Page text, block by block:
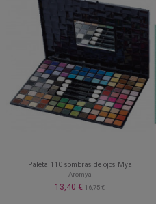
Paleta 110 sombras de ojos Mya
Aromya
13,40 € 16,75 €